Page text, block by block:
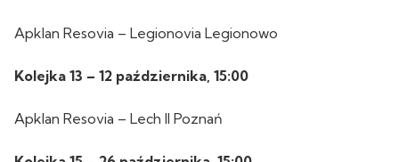
Apklan Resovia – Legionovia Legionowo
Kolejka 13 – 12 października, 15:00
Apklan Resovia – Lech II Poznań